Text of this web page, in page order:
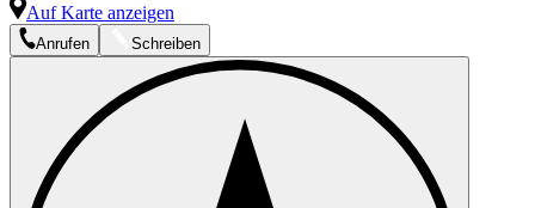
Auf Karte anzeigen
Anrufen Schreiben